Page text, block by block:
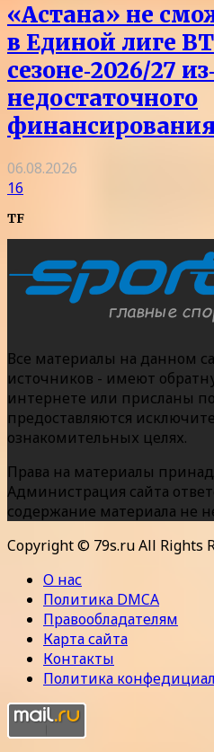
«Астана» не
в Единой лиге
сезоне‑2026/27
недостаточного
финансирования
06.08.2026
16
TF
Все материалы на данном
источников - имеют
интернете или присланы
предоставляются
ознакомительных целях.
Права на материалы
Администрация сайта
содержание материала не
Copyright © 79s.ru All Rights
О нас
Политика DMCA
Правообладателям
Карта сайта
Контакты
Политика